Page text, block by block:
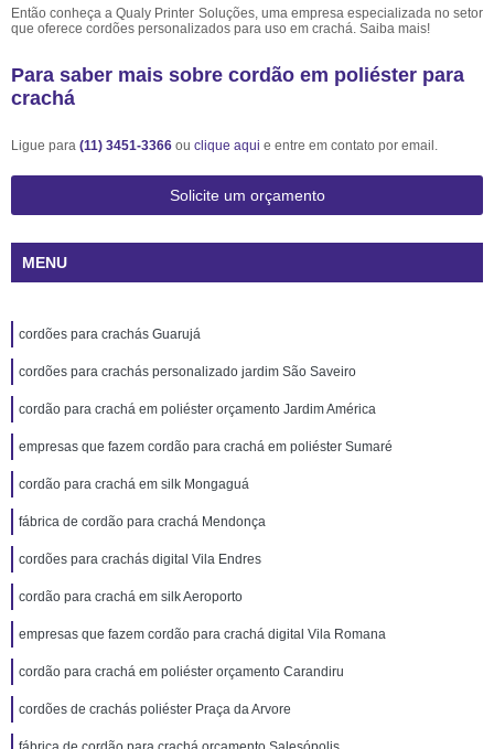
Então conheça a Qualy Printer Soluções, uma empresa especializada no setor
que oferece cordões personalizados para uso em crachá. Saiba mais!
Para saber mais sobre cordão em poliéster para
crachá
Ligue para (11) 3451-3366 ou clique aqui e entre em contato por email.
Solicite um orçamento
MENU
cordões para crachás Guarujá
cordões para crachás personalizado jardim São Saveiro
cordão para crachá em poliéster orçamento Jardim América
empresas que fazem cordão para crachá em poliéster Sumaré
cordão para crachá em silk Mongaguá
fábrica de cordão para crachá Mendonça
cordões para crachás digital Vila Endres
cordão para crachá em silk Aeroporto
empresas que fazem cordão para crachá digital Vila Romana
cordão para crachá em poliéster orçamento Carandiru
cordões de crachás poliéster Praça da Arvore